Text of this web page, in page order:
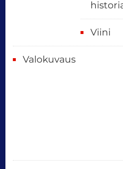
Viini
Valokuvaus